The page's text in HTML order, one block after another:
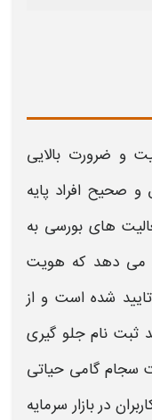
و ضرورت بالایی
و صحیح افراد پایه
های بورسی به
می دهد که هویت
شده است و از
ثبت نام جلو گیری
سجامگامی حیاتی
در بازار سرمایه